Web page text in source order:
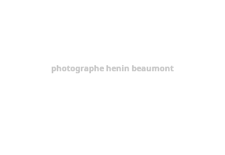
photographe henin beaumont